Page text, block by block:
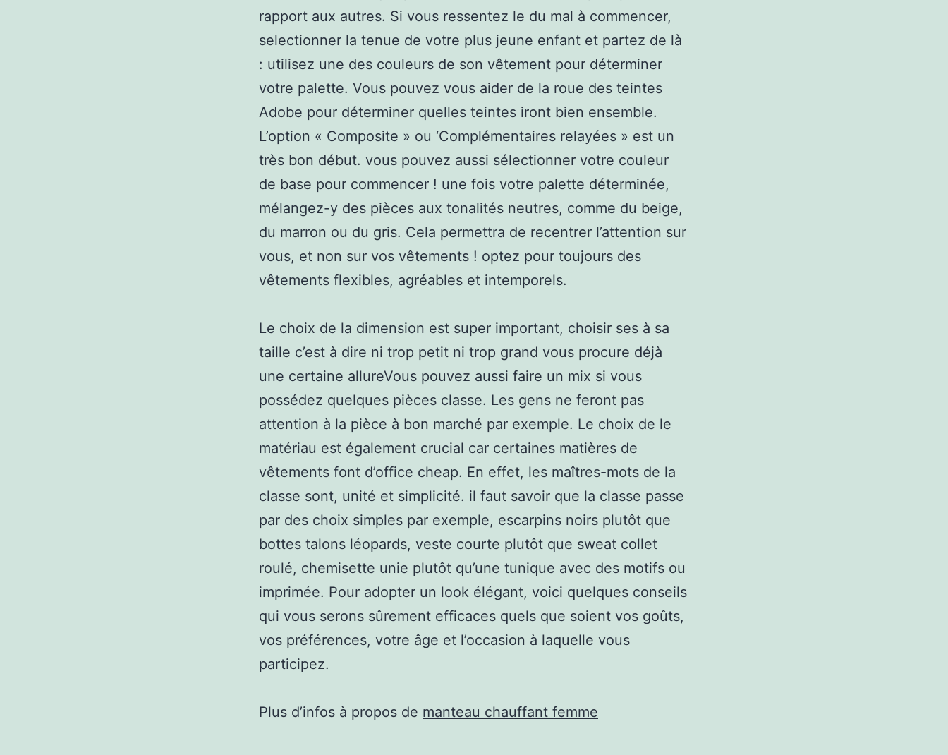
rapport aux autres. Si vous ressentez le du mal à commencer,
selectionner la tenue de votre plus jeune enfant et partez de là
: utilisez une des couleurs de son vêtement pour déterminer
votre palette. Vous pouvez vous aider de la roue des teintes
Adobe pour déterminer quelles teintes iront bien ensemble.
L’option « Composite » ou ‘Complémentaires relayées » est un
très bon début. vous pouvez aussi sélectionner votre couleur
de base pour commencer ! une fois votre palette déterminée,
mélangez-y des pièces aux tonalités neutres, comme du beige,
du marron ou du gris. Cela permettra de recentrer l’attention sur
vous, et non sur vos vêtements ! optez pour toujours des
vêtements flexibles, agréables et intemporels.
Le choix de la dimension est super important, choisir ses à sa
taille c’est à dire ni trop petit ni trop grand vous procure déjà
une certaine allureVous pouvez aussi faire un mix si vous
possédez quelques pièces classe. Les gens ne feront pas
attention à la pièce à bon marché par exemple. Le choix de le
matériau est également crucial car certaines matières de
vêtements font d’office cheap. En effet, les maîtres-mots de la
classe sont, unité et simplicité. il faut savoir que la classe passe
par des choix simples par exemple, escarpins noirs plutôt que
bottes talons léopards, veste courte plutôt que sweat collet
roulé, chemisette unie plutôt qu’une tunique avec des motifs ou
imprimée. Pour adopter un look élégant, voici quelques conseils
qui vous serons sûrement efficaces quels que soient vos goûts,
vos préférences, votre âge et l’occasion à laquelle vous
participez.
Plus d’infos à propos de manteau chauffant femme